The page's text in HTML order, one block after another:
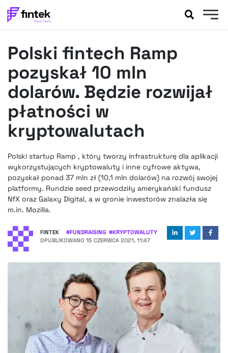
BANKOWOŚĆ
FELIETONY
WYWIADY
LEGAL
PODCASTY
FINTEKEXTRA
OKIEM EKSPERTA
Polski fintech Ramp
pozyskał 10 mln
dolarów. Będzie rozwijał
płatności w
kryptowalutach
Polski startup Ramp , który tworzy infrastrukturę dla aplikacji
wykorzystujących kryptowaluty i inne cyfrowe aktywa,
pozyskał ponad 37 mln zł (10,1 mln dolarów) na rozwój swojej
platformy. Rundzie seed przewodziły amerykański fundusz
NfX oraz Galaxy Digital, a w gronie inwestorów znalazła się
m.in. Mozilla.
FINTEK #FUNDRAISING #KRYPTOWALUTY
OPUBLIKOWANO 15 CZERWCA 2021, 11:47